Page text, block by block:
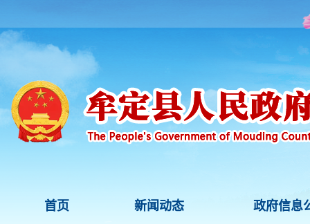
首页 新闻动态 政府信息